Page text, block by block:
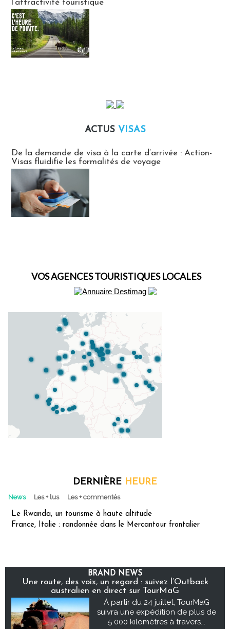
l’attractivité touristique
ACTUS VISAS
De la demande de visa à la carte d’arrivée : Action-
Visas fluidifie les formalités de voyage
VOS AGENCES TOURISTIQUES LOCALES
DERNIÈRE HEURE
News Les + lus Les + commentés
Le Rwanda, un tourisme à haute altitude
France, Italie : randonnée dans le Mercantour frontalier
BRAND NEWS
Une route, des voix, un regard : suivez l’Outback
australien en direct sur TourMaG
À partir du 24 juillet, TourMaG
suivra une expédition de plus de
5 000 kilomètres à travers...